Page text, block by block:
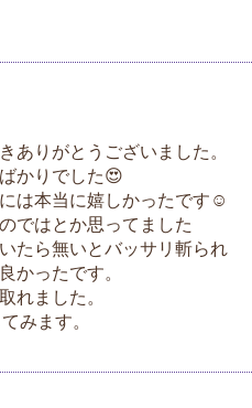
ありがとうございました。
かりでした😍
は本当に嬉しかったです☺️
ではとか思ってました
たら無いとバッサリ斬られ
かったです。
れました。
みます。